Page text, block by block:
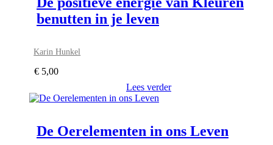
benutten in je leven
Karin Hunkel
€ 5,00
Lees verder
De Oerelementen in ons Leven